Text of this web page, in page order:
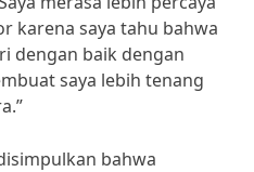
karena saya tahu bahwa
dengan baik dengan
saya lebih tenang
bahwa